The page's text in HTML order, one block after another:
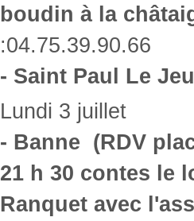
boudin à la
:04.75.39.90.66
- Saint Paul Le
Lundi 3 juillet
- Banne (RDV
21 h 30 contes le
Ranquet avec